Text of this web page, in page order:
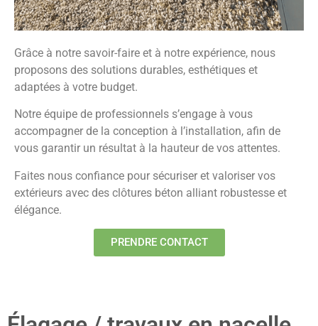
Grâce à notre savoir-faire et à notre expérience, nous
proposons des solutions durables, esthétiques et
adaptées à votre budget.
Notre équipe de professionnels s’engage à vous
accompagner de la conception à l’installation, afin de
vous garantir un résultat à la hauteur de vos attentes.
Faites nous confiance pour sécuriser et valoriser vos
extérieurs avec des clôtures béton alliant robustesse et
élégance.
PRENDRE CONTACT